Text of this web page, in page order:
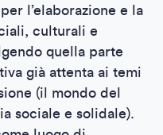
l’elaborazione e la
culturali e
quella parte
già attenta ai temi
(il mondo del
sociale e solidale).